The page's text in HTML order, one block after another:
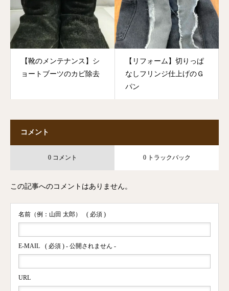
【靴のメンテナンス】シ
ョートブーツのカビ除去
【リフォーム】切りっぱ
なしフリンジ仕上げのＧ
パン
コメント
0 コメント 0 トラックバック
この記事へのコメントはありません。
名前（例：山田 太郎） ( 必須 )
E-MAIL ( 必須 ) - 公開されません -
URL